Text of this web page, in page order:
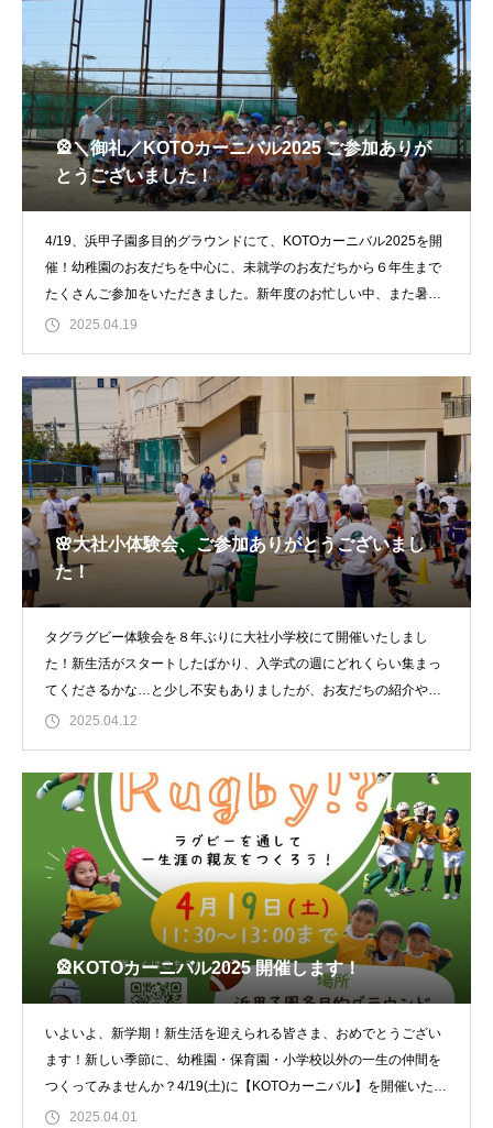
🎡＼御礼／KOTOカーニバル2025 ご参加ありが
とうございました！
4/19、浜甲子園多目的グラウンドにて、KOTOカーニバル2025を開
催！幼稚園のお友だちを中心に、未就学のお友だちから６年生まで
たくさんご参加をいただきました。新年度のお忙しい中、また暑い
中ご参加2025.04.19
🌸大社小体験会、ご参加ありがとうございまし
た！
タグラグビー体験会を８年ぶりに大社小学校にて開催いたしまし
た！新生活がスタートしたばかり、入学式の週にどれくらい集まっ
てくださるかな…と少し不安もありましたが、お友だちの紹介やチ
ラシを見てくださって
2025.04.12
🎡KOTOカーニバル2025 開催します！
いよいよ、新学期！新生活を迎えられる皆さま、おめでとうござい
ます！新しい季節に、幼稚園・保育園・小学校以外の一生の仲間を
つくってみませんか？4/19(土)に【KOTOカーニバル】を開催いたし
ます！&2025.04.01